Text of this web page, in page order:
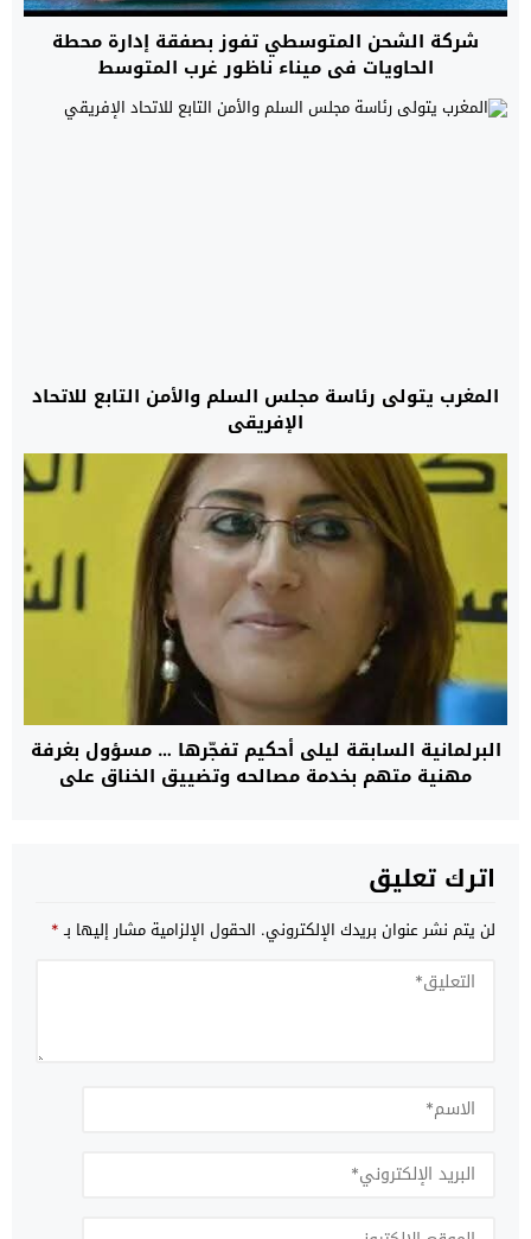
شركة الشحن المتوسطي تفوز بصفقة إدارة محطة
الحاويات في ميناء ناظور غرب المتوسط
المغرب يتولى رئاسة مجلس السلم والأمن التابع للاتحاد
الإفريقي
البرلمانية السابقة ليلى أحكيم تفجّرها … مسؤول بغرفة
مهنية متهم بخدمة مصالحه وتضييق الخناق على
اترك تعليق
لن يتم نشر عنوان بريدك الإلكتروني. الحقول الإلزامية مشار إليها بـ*